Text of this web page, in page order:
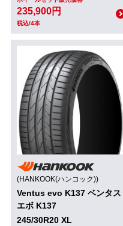
235,900円
税込/4本
(HANKOOK(ハンコック))
Ventus evo K137 ベンタス
エボ K137
245/30R20 XL